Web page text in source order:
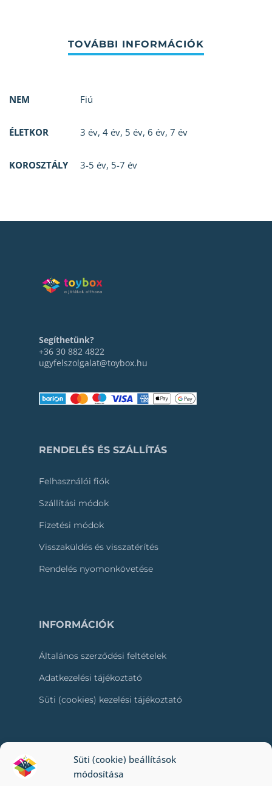
Süti (cookie) beállítások
módosítása
NEM Fiú
ÉLETKOR 3 év, 4 év, 5 év, 6 év, 7 év
KOROSZTÁLY 3-5 év, 5-7 év
Segíthetünk?
+36 30 882 4822
ugyfelszolgalat@toybox.hu
RENDELÉS ÉS SZÁLLÍTÁS
Felhasználói fiók
Szállítási módok
Fizetési módok
Visszaküldés és visszatérítés
Rendelés nyomonkövetése
INFORMÁCIÓK
Általános szerződési feltételek
Adatkezelési tájékoztató
Süti (cookies) kezelési tájékoztató
RÓLUNK